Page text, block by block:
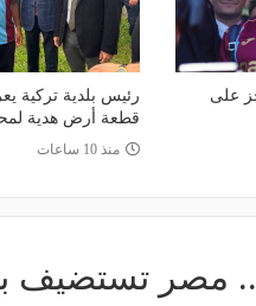
على
رئيس بلدية تركية
قطعة أرض هدية
منذ 10 ساعات
مصر تستضيف